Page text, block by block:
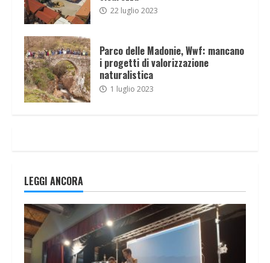
22 luglio 2023
Parco delle Madonie, Wwf: mancano
i progetti di valorizzazione
naturalistica
1 luglio 2023
LEGGI ANCORA